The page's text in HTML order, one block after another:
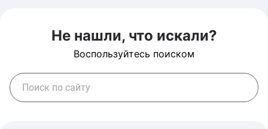
Не нашли, что искали?
Воспользуйтесь поиском